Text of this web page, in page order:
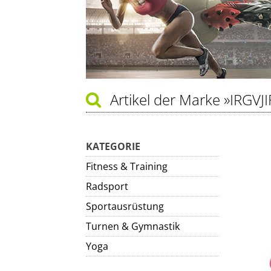
Artikel der Marke
KATEGORIE
Fitness & Training
Radsport
Sportausrüstung
Turnen & Gymnastik
Yoga